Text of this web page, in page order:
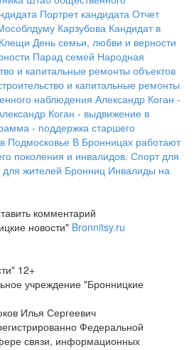
Портрет кандидата Отчет
Карзубова Кандидат в
Клещи День семьи, любви и верности
Парад семей Народная
и капитальные ремонты объектов
и капитальные ремонты
наблюдения Александр Коган -
Коган - выдвижение в
- поддержка старшего
Подмосковье В Бронницах работают
поколения и инвалидов. Спорт для
жителей Бронниц Инвалиды на
комментарий
новости" Bronnitsy.ru
12+
учреждение "Бронницкие
Илья Сергеевич
Федеральной
связи, информационных